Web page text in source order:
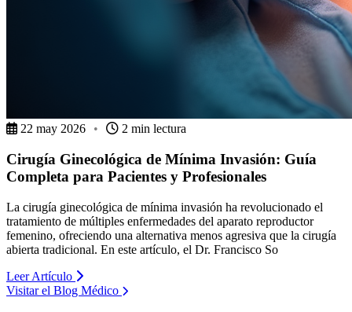
22 may 2026 • 2 min lectura
Cirugía Ginecológica de Mínima Invasión: Guía
Completa para Pacientes y Profesionales
La cirugía ginecológica de mínima invasión ha revolucionado el
tratamiento de múltiples enfermedades del aparato reproductor
femenino, ofreciendo una alternativa menos agresiva que la cirugía
abierta tradicional. En este artículo, el Dr. Francisco So
Leer Artículo
Visitar el Blog Médico